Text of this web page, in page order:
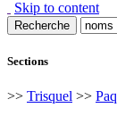
Skip to content
Sections
>> Trisquel >>